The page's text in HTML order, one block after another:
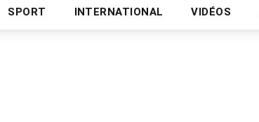
SPORT INTERNATIONAL VIDÉOS
PUBLICITÉ